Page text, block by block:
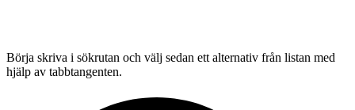
Börja skriva i sökrutan och välj sedan ett alternativ från listan med
hjälp av tabbtangenten.